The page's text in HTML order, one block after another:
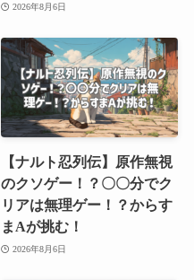
2026年8月6日
【ナルト忍列伝】原作無視
のクソゲー！？〇〇分でク
リアは無理ゲー！？からす
まAが挑む！
2026年8月6日